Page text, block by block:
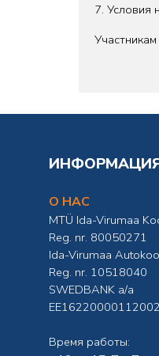
7. Условия
О НАС
MTÜ Ida-Virumaa
Reg. nr. 80050271
Ida-Virumaa
Reg. nr. 10518040
SWEDBANK а/а
Время работы: